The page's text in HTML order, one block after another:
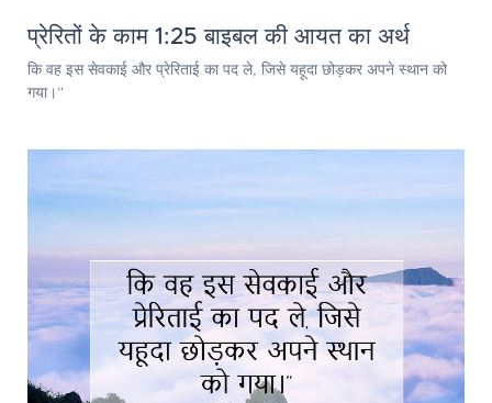
प्रेरितों के काम 1:25 बाइबल की आयत का अर्थ
कि वह इस सेवकाई और प्रेरिताई का पद ले, जिसे यहूदा छोड़कर अपने स्थान को
गया।”